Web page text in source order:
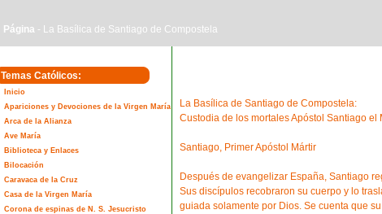
Página - La Basílica de Santiago de Compostela
Temas Católicos:
Inicio
Apariciones y Devociones de la Virgen María
Arca de la Alianza
Ave María
Biblioteca y Enlaces
Bilocación
Caravaca de la Cruz
Casa de la Virgen María
Corona de espinas de N. S. Jesucristo
La Basílica de Santiago de Compostela:
Custodia de los mortales Apóstol Santiago el
Santiago, Primer Apóstol Mártir
Después de evangelizar España, Santiago
Sus discípulos recobraron su cuerpo y lo
guiada solamente por Dios. Se cuenta que